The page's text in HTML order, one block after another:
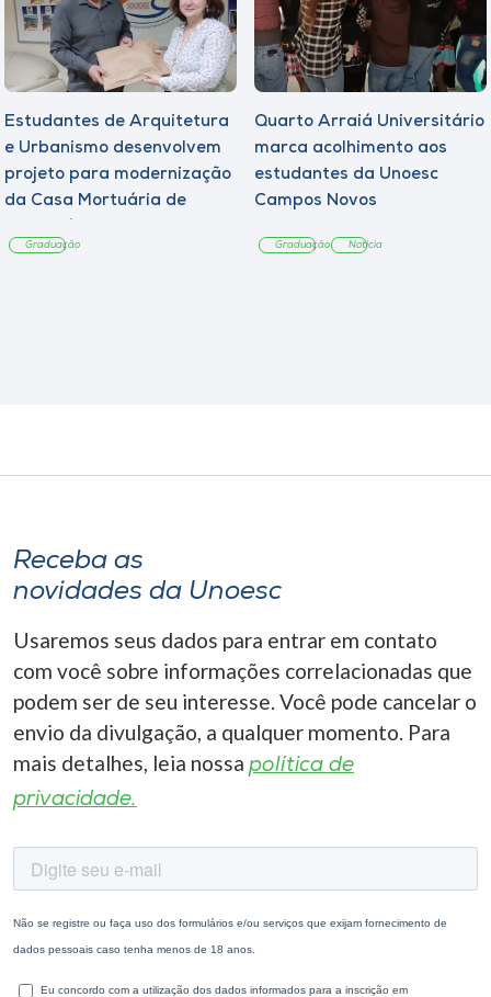
Estudantes de Arquitetura
e Urbanismo desenvolvem
projeto para modernização
da Casa Mortuária de
Graduação
Quarto Arraiá Universitário
marca acolhimento aos
estudantes da Unoesc
Campos Novos
Graduação Notícia
Receba as
novidades da Unoesc
Usaremos seus dados para entrar em contato
com você sobre informações correlacionadas que
podem ser de seu interesse. Você pode cancelar o
envio da divulgação, a qualquer momento. Para
mais detalhes, leia nossa política de
privacidade.